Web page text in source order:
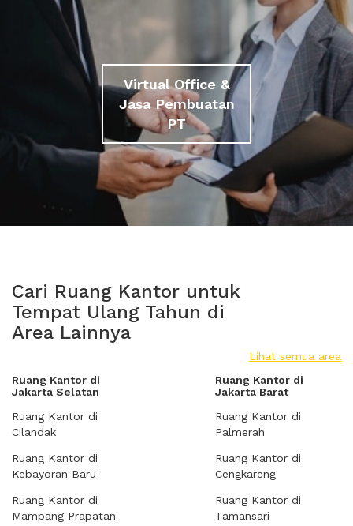
Virtual Office &
Jasa Pembuatan
PT
Cari Ruang Kantor untuk
Tempat Ulang Tahun di
Area Lainnya
Lihat semua area
Ruang Kantor di
Jakarta Selatan
Ruang Kantor di
Cilandak
Ruang Kantor di
Kebayoran Baru
Ruang Kantor di
Mampang Prapatan
Ruang Kantor di
Jakarta Barat
Ruang Kantor di
Palmerah
Ruang Kantor di
Cengkareng
Ruang Kantor di
Tamansari